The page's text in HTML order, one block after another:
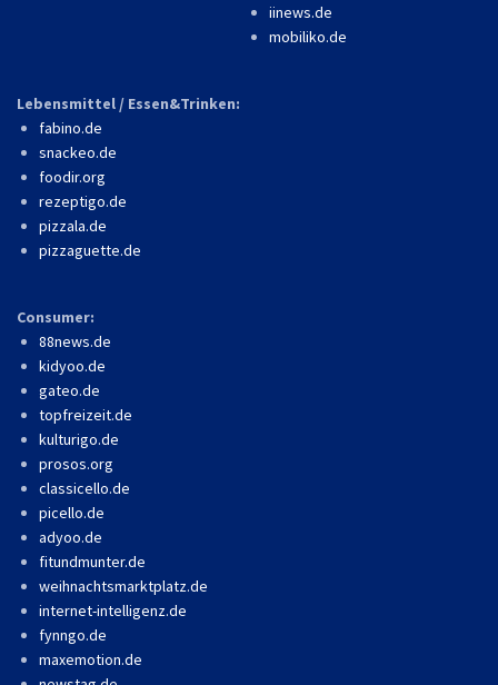
iinews.de
mobiliko.de
Lebensmittel / Essen&Trinken:
fabino.de
snackeo.de
foodir.org
rezeptigo.de
pizzala.de
pizzaguette.de
Consumer:
88news.de
kidyoo.de
gateo.de
topfreizeit.de
kulturigo.de
prosos.org
classicello.de
picello.de
adyoo.de
fitundmunter.de
weihnachtsmarktplatz.de
internet-intelligenz.de
fynngo.de
maxemotion.de